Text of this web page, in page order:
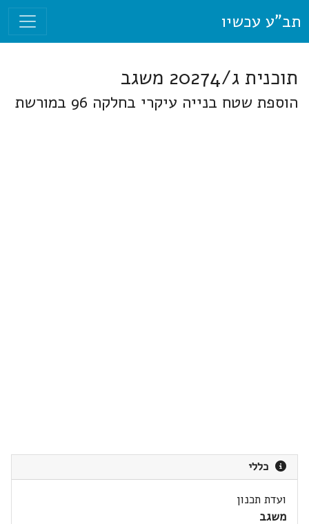
תב"ע עכשיו
תוכנית ג/20274 משגב
הוספת שטח בנייה עיקרי בחלקה 96 במורשת
כללי
ועדת תכנון
משגב